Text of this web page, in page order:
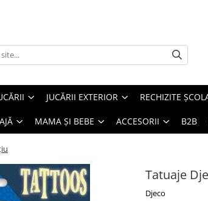
JUCĂRII EXTERIOR RECHIZITE
MAMA ȘI BEBE ACCESORII B2B
Tatuaje
Djeco